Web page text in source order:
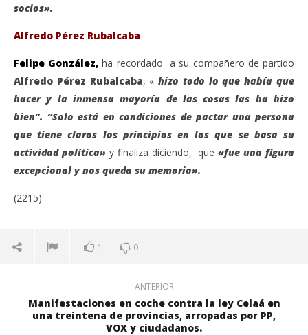
socios».
Alfredo Pérez Rubalcaba
Felipe González, ha recordado a su compañero de partido
Alfredo Pérez Rubalcaba, « hizo todo lo que había que
hacer y la inmensa mayoría de las cosas las ha hizo
bien”. “Solo está en condiciones de pactar una persona
que tiene claros los principios en los que se basa su
actividad política» y finaliza diciendo, que«fue una figura
excepcional y nos queda su memoria».
(2215)
1 0
ANTERIOR
Manifestaciones en coche contra la ley Celaá en
una treintena de provincias, arropadas por PP,
VOX y ciudadanos.